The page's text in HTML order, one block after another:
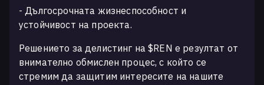
- Дългосрочната жизнеспособност и
устойчивост на проекта.
Решението за делистинг на $REN е резултат от
внимателно обмислен процес, с който се
стремим да защитим интересите на нашите